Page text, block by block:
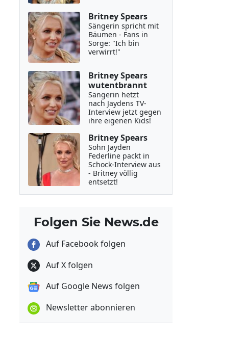
Britney Spears
Sängerin spricht mit
Bäumen - Fans in
Sorge: "Ich bin
verwirrt!"
Britney Spears
wutentbrannt
Sängerin hetzt
nach Jaydens TV-
Interview jetzt gegen
ihre eigenen Kids!
Britney Spears
Sohn Jayden
Federline packt in
Schock-Interview aus
- Britney völlig
entsetzt!
Folgen Sie News.de
Auf Facebook folgen
Auf X folgen
Auf Google News folgen
Newsletter abonnieren